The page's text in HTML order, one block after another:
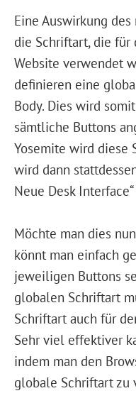
Eine Auswirkung
die Schriftart, die
Website verwendet
definieren eine
Body. Dies wird
sämtliche Buttons
Yosemite wird diese
wird dann
Neue Desk
Möchte man dies
könnt man einfach
jeweiligen Buttons
globalen Schriftart
Schriftart auch für
Sehr viel effektiver
indem man den
globale Schriftart zu